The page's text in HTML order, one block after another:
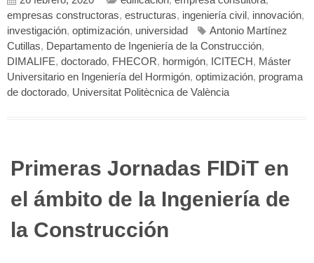
empresas constructoras, estructuras, ingeniería civil , innovación,
investigación, optimización, universidad
Antonio Martínez
Cutillas, Departamento de Ingeniería de la Construcción,
DIMALIFE, doctorado, FHECOR, hormigón, ICITECH, Máster
Universitario en Ingeniería del Hormigón, optimización, programa
de doctorado, Universitat Politècnica de València
Primeras Jornadas FIDiT en
el ámbito de la Ingeniería de
la Construcción